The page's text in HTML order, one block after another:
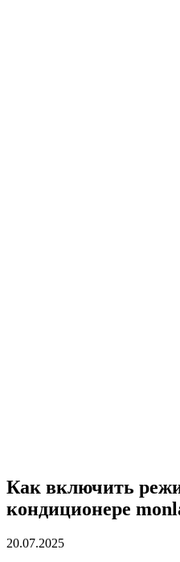
Как включить
кондиционере
20.07.2025